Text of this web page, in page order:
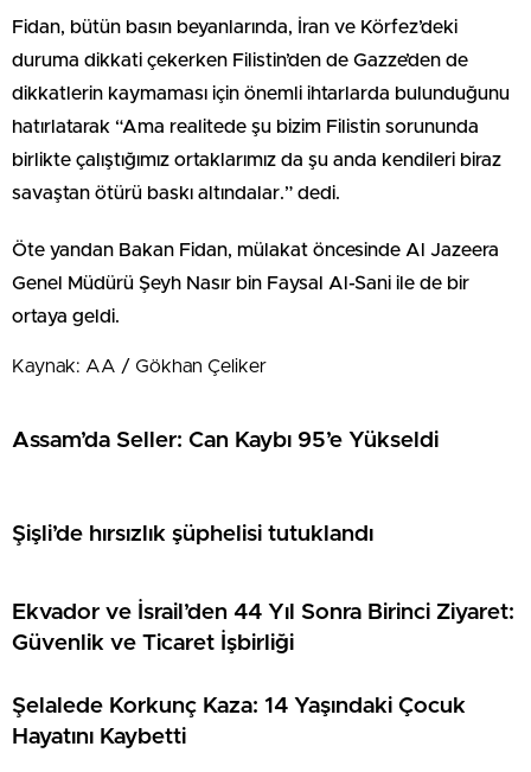
Fidan, bütün basın beyanlarında, İran ve Körfez’deki
duruma dikkati çekerken Filistin’den de Gazze’den de
dikkatlerin kaymaması için önemli ihtarlarda bulunduğunu
hatırlatarak “Ama realitede şu bizim Filistin sorununda
birlikte çalıştığımız ortaklarımız da şu anda kendileri biraz
savaştan ötürü baskı altındalar.” dedi.
Öte yandan Bakan Fidan, mülakat öncesinde Al Jazeera
Genel Müdürü Şeyh Nasır bin Faysal Al-Sani ile de bir
ortaya geldi.
Kaynak: AA / Gökhan Çeliker
Assam’da Seller: Can Kaybı 95’e Yükseldi
Şişli’de hırsızlık şüphelisi tutuklandı
Ekvador ve İsrail’den 44 Yıl Sonra Birinci Ziyaret:
Güvenlik ve Ticaret İşbirliği
Şelalede Korkunç Kaza: 14 Yaşındaki Çocuk
Hayatını Kaybetti